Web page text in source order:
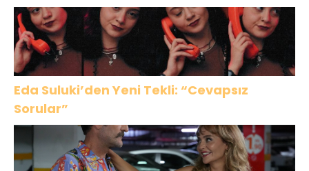
Eda Suluki’den Yeni Tekli: “Cevapsız
Sorular”